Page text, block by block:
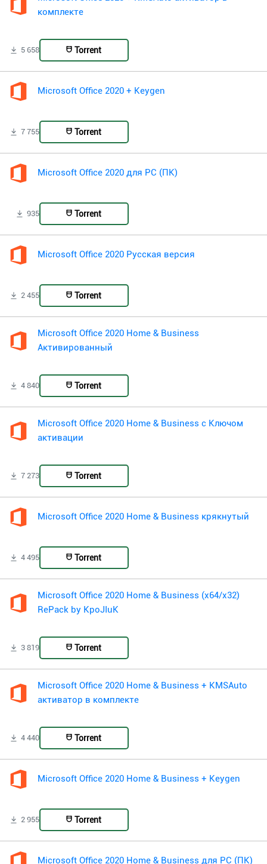
комплекте
5 658 Torrent
Microsoft Office 2020 + Keygen
7 755 Torrent
Microsoft Office 2020 для PC (ПК)
935 Torrent
Microsoft Office 2020 Русская версия
2 455 Torrent
Microsoft Office 2020 Home & Business
Активированный
4 840 Torrent
Microsoft Office 2020 Home & Business с Ключом
активации
7 273 Torrent
Microsoft Office 2020 Home & Business крякнутый
4 495 Torrent
Microsoft Office 2020 Home & Business (x64/x32)
RePack by KpoJIuK
3 819 Torrent
Microsoft Office 2020 Home & Business + KMSAuto
активатор в комплекте
4 440 Torrent
Microsoft Office 2020 Home & Business + Keygen
2 955 Torrent
Microsoft Office 2020 Home & Business для PC (ПК)